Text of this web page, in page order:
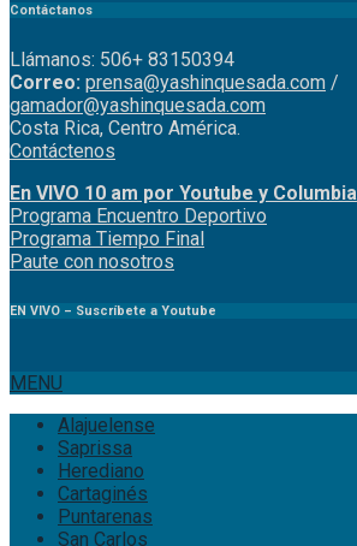
Contáctanos
Llámanos: 506+ 83150394
Correo: prensa@yashinquesada.com /
gamador@yashinquesada.com
Costa Rica, Centro América.
Contáctenos
En VIVO 10 am por Youtube y Columbia
Programa Encuentro Deportivo
Programa Tiempo Final
Paute con nosotros
EN VIVO – Suscríbete a Youtube
MENU
Alajuelense
Saprissa
Herediano
Cartaginés
Puntarenas
San Carlos